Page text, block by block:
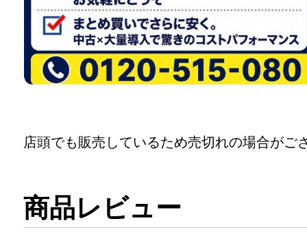
店頭でも販売しているため売切れの場合がご
商品レビュー